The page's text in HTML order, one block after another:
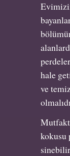
hale
ve
kokusu